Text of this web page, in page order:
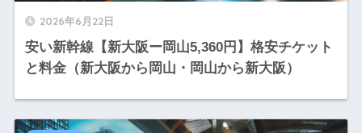
2026年6月22日
安い新幹線【新大阪ー岡山5,360円】格安チケット
と料金（新大阪から岡山・岡山から新大阪）